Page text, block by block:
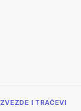
ZVEZDE I TRAČEVI